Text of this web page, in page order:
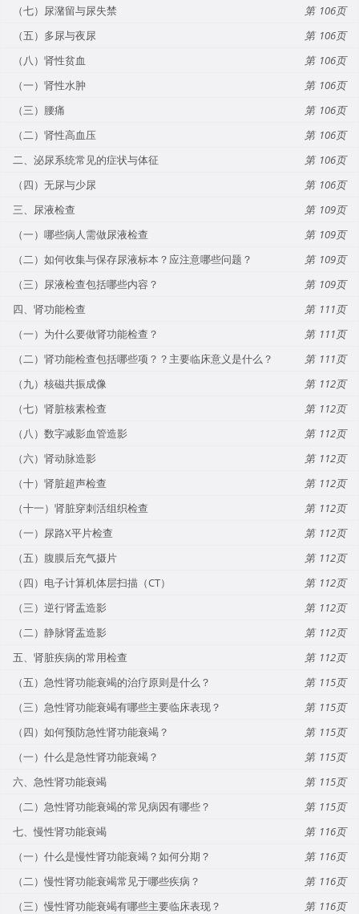
（七）尿潴留与尿失禁
106
（五）多尿与夜尿
106
（八）肾性贫血
106
（一）肾性水肿
106
（三）腰痛
106
（二）肾性高血压
106
二、泌尿系统常见的症状与体征
106
（四）无尿与少尿
106
三、尿液检查
109
（一）哪些病人需做尿液检查
109
（二）如何收集与保存尿液标本？应注意哪些问题？
109
（三）尿液检查包括哪些内容？
109
四、肾功能检查
111
（一）为什么要做肾功能检查？
111
（二）肾功能检查包括哪些项？？主要临床意义是什么？
111
（九）核磁共振成像
112
（七）肾脏核素检查
112
（八）数字减影血管造影
112
（六）肾动脉造影
112
（十）肾脏超声检查
112
（十一）肾脏穿刺活组织检查
112
（一）尿路X平片检查
112
（五）腹膜后充气摄片
112
（四）电子计算机体层扫描（CT）
112
（三）逆行肾盂造影
112
（二）静脉肾盂造影
112
五、肾脏疾病的常用检查
112
（五）急性肾功能衰竭的治疗原则是什么？
115
（三）急性肾功能衰竭有哪些主要临床表现？
115
（四）如何预防急性肾功能衰竭？
115
（一）什么是急性肾功能衰竭？
115
六、急性肾功能衰竭
115
（二）急性肾功能衰竭的常见病因有哪些？
115
七、慢性肾功能衰竭
116
（一）什么是慢性肾功能衰竭？如何分期？
116
（二）慢性肾功能衰竭常见于哪些疾病？
116
（三）慢性肾功能衰竭有哪些主要临床表现？
116